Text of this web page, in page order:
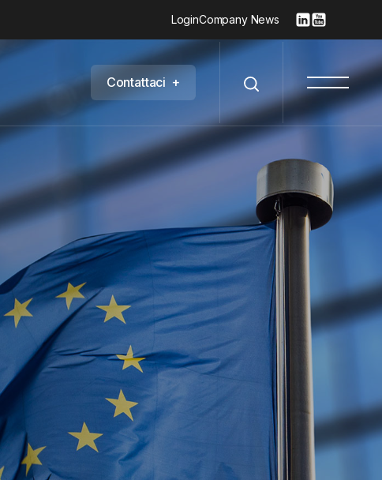
LoginCompany News
Contattaci +